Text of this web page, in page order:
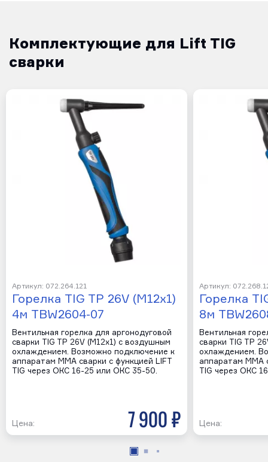
Комплектующие для Lift TIG
сварки
Артикул: 072.264.121
Горелка TIG TP 26V (М12х1)
4м TBW2604-07
Вентильная горелка для аргонодуговой
сварки TIG TP 26V (М12х1) с воздушным
охлаждением. Возможно подключение к
аппаратам MMA сварки с функцией LIFT
TIG через ОКС 16-25 или ОКС 35-50.
Цена: 7 900 р
Артикул:
Горелка
8м
Вентильная
сварки TIG TP
охлаждением.
аппаратам MMA
TIG через ОКС
Цена: